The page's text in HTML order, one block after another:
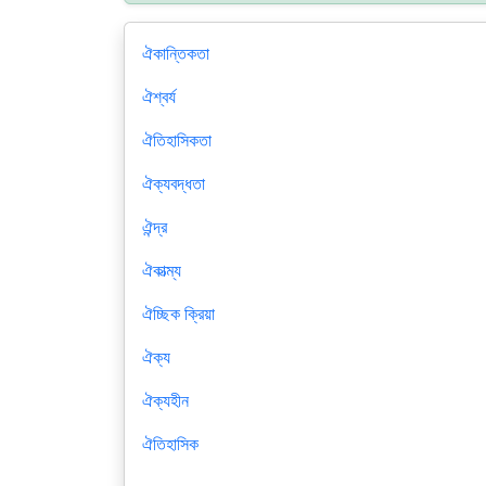
ঐকান্তিকতা
ঐশ্বর্য
ঐতিহাসিকতা
ঐক্যবদ্ধতা
ঐন্দ্র
ঐকাত্ম্য
ঐচ্ছিক ক্রিয়া
ঐক্য
ঐক্যহীন
ঐতিহাসিক